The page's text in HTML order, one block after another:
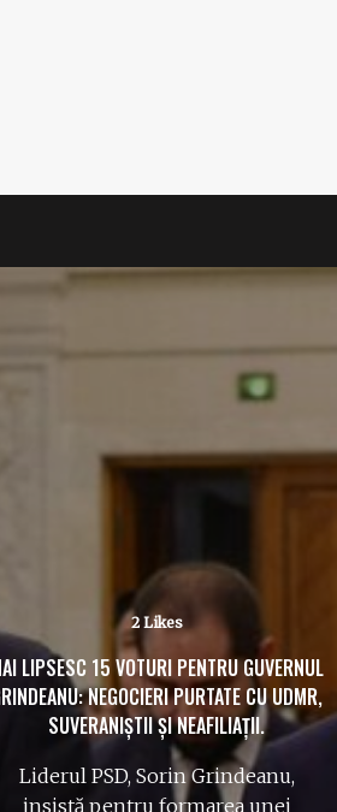
No Likes
FLORIAN COLDEA RISCĂ ANI GREI DE
ÎNCHISOARE. DECIZIE DEFINITIVĂ: PROCESUL
FOSTULUI ȘEF SRI POATE ÎNCEPE.
Curtea de Apel București a respins